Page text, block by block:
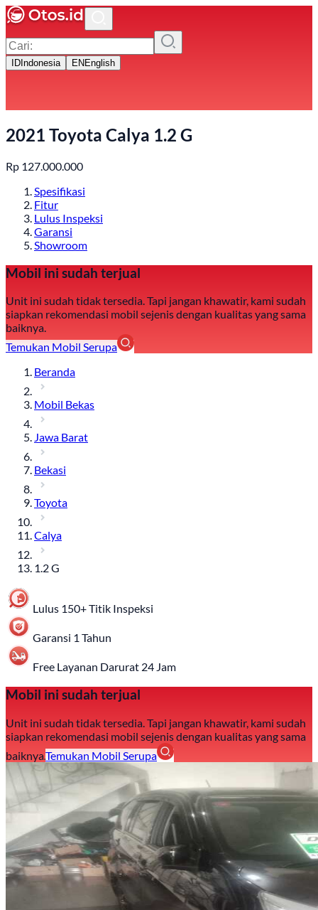
ID Indonesia EN English
2021 Toyota Calya 1.2 G
Rp 127.000.000
Spesifikasi
Fitur
Lulus Inspeksi
Garansi
Showroom
Mobil ini sudah terjual
Unit ini sudah tidak tersedia. Tapi jangan khawatir, kami sudah
siapkan rekomendasi mobil sejenis dengan kualitas yang sama
baiknya.
Temukan Mobil Serupa
Beranda
Mobil Bekas
Jawa Barat
Bekasi
Toyota
Calya
1.2 G
Lulus 150+ Titik Inspeksi
Garansi 1 Tahun
Free Layanan Darurat 24 Jam
Mobil ini sudah terjual
Unit ini sudah tidak tersedia. Tapi jangan khawatir, kami sudah
siapkan rekomendasi mobil sejenis dengan kualitas yang sama
baiknya.Temukan Mobil Serupa